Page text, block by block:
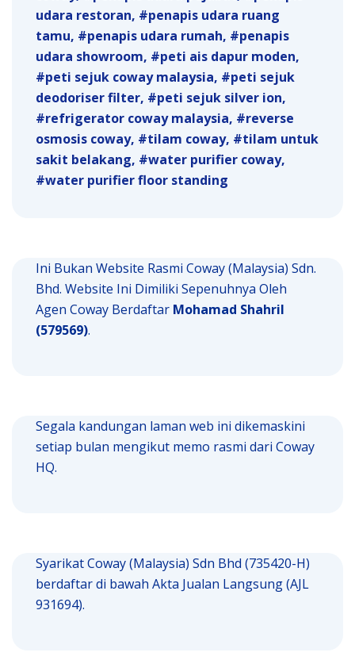
udara restoran
penapis udara ruang
tamu
penapis udara rumah
penapis
udara showroom
peti ais dapur moden
peti sejuk coway malaysia
peti sejuk
deodoriser filter
peti sejuk silver ion
refrigerator coway malaysia
reverse
osmosis coway
tilam coway
tilam untuk
sakit belakang
water purifier coway
water purifier floor standing
Ini Bukan Website Rasmi Coway (Malaysia) Sdn.
Bhd. Website Ini Dimiliki Sepenuhnya Oleh
Agen Coway Berdaftar Mohamad Shahril
(579569).
Segala kandungan laman web ini dikemaskini
setiap bulan mengikut memo rasmi dari Coway
HQ.
Syarikat Coway (Malaysia) Sdn Bhd (735420-H)
berdaftar di bawah Akta Jualan Langsung (AJL
931694).